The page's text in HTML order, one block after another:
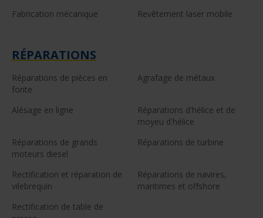
Fabrication mécanique
Revêtement laser mobile
RÉPARATIONS
Réparations de pièces en
fonte
Agrafage de métaux
Alésage en ligne
Réparations d'hélice et de
moyeu d'hélice
Réparations de grands
moteurs diesel
Réparations de turbine
Rectification et réparation de
vilebrequin
Réparations de navires,
maritimes et offshore
Rectification de table de